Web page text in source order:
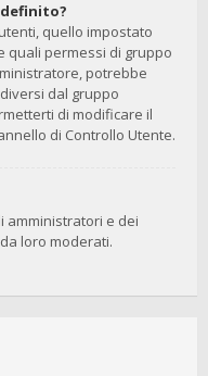
quello impostato
quali permessi di gruppo
potrebbe
dal gruppo
di modificare il
di Controllo Utente.
amministratori e dei
loro moderati.